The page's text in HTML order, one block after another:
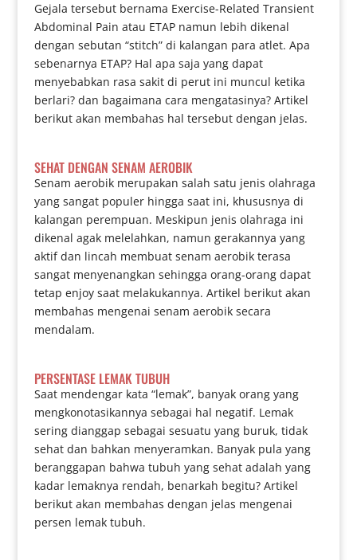
Gejala tersebut bernama Exercise-Related Transient
Abdominal Pain atau ETAP namun lebih dikenal
dengan sebutan “stitch” di kalangan para atlet. Apa
sebenarnya ETAP? Hal apa saja yang dapat
menyebabkan rasa sakit di perut ini muncul ketika
berlari? dan bagaimana cara mengatasinya? Artikel
berikut akan membahas hal tersebut dengan jelas.
SEHAT DENGAN SENAM AEROBIK
Senam aerobik merupakan salah satu jenis olahraga
yang sangat populer hingga saat ini, khususnya di
kalangan perempuan. Meskipun jenis olahraga ini
dikenal agak melelahkan, namun gerakannya yang
aktif dan lincah membuat senam aerobik terasa
sangat menyenangkan sehingga orang-orang dapat
tetap enjoy saat melakukannya. Artikel berikut akan
membahas mengenai senam aerobik secara
mendalam.
PERSENTASE LEMAK TUBUH
Saat mendengar kata “lemak”, banyak orang yang
mengkonotasikannya sebagai hal negatif. Lemak
sering dianggap sebagai sesuatu yang buruk, tidak
sehat dan bahkan menyeramkan. Banyak pula yang
beranggapan bahwa tubuh yang sehat adalah yang
kadar lemaknya rendah, benarkah begitu? Artikel
berikut akan membahas dengan jelas mengenai
persen lemak tubuh.